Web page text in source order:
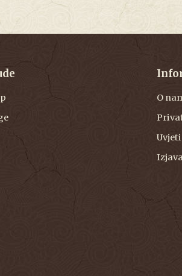
O